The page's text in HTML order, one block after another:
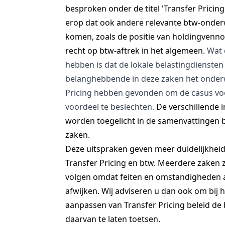
besproken onder de titel 'Transfer
erop dat ook andere relevante btw-
komen, zoals de positie van
recht op btw-aftrek in het algemeen. Wat
hebben is dat de lokale
belanghebbende in deze zaken het
Pricing hebben gevonden om de casus
voordeel te beslechten. De verschillende
worden toegelicht in de samenvattingen
zaken.
Deze uitspraken geven meer
Transfer Pricing en btw. Meerdere zaken
volgen omdat feiten en omstandigheden
afwijken. Wij adviseren u dan ook om bij
aanpassen van Transfer Pricing beleid
daarvan te laten toetsen.